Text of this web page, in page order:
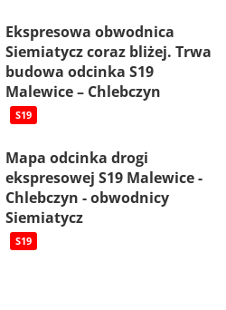
Ekspresowa obwodnica
Siemiatycz coraz bliżej. Trwa
budowa odcinka S19
Malewice – Chlebczyn
S19
Mapa odcinka drogi
ekspresowej S19 Malewice -
Chlebczyn - obwodnicy
Siemiatycz
S19